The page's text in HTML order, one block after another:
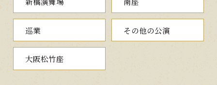
巡業 その他の公演
大阪松竹座